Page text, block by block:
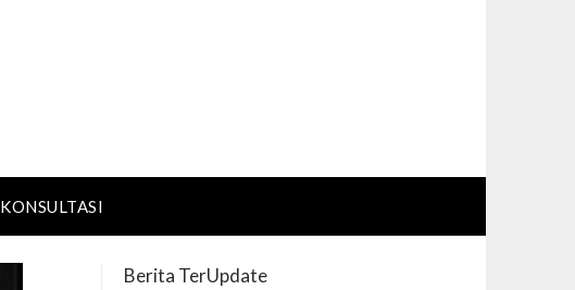
KONSULTASI
Berita TerUpdate